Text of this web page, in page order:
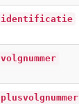
identificatie
volgnummer
plusvolgnummer